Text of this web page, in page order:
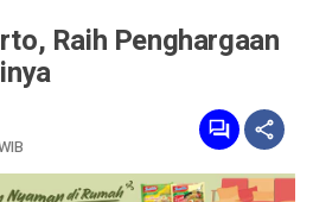
Raih Penghargaan